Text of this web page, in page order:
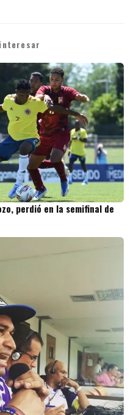
perdió en la semifinal de